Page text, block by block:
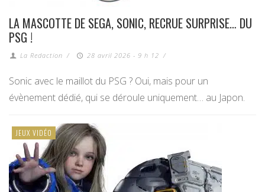
LA MASCOTTE DE SEGA, SONIC, RECRUE SURPRISE… DU
PSG !
La Redaction / 28 avril 2026 - 9 h 12 /
Sonic avec le maillot du PSG ? Oui, mais pour un
évènement dédié, qui se déroule uniquement… au Japon.
JEUX VIDÉO